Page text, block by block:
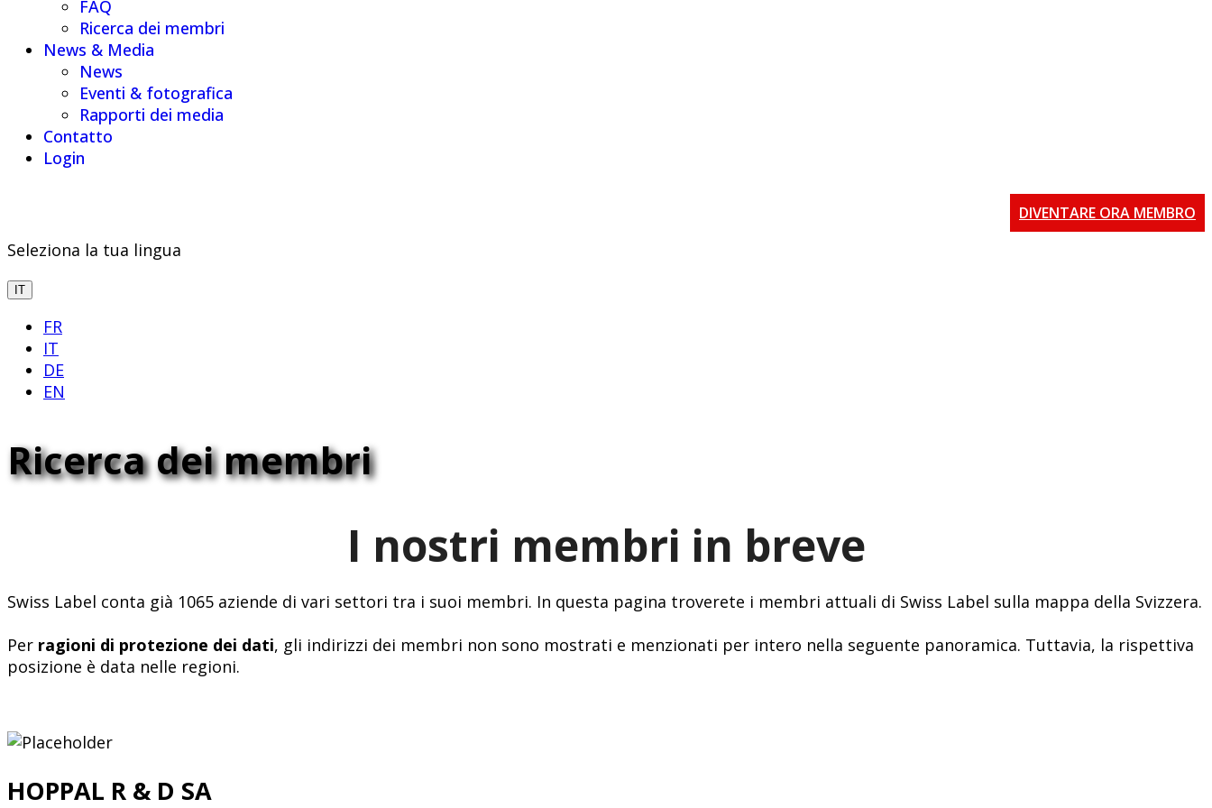
FAQ
Ricerca dei membri
News & Media
News
Eventi & fotografica
Rapporti dei media
Contatto
Login
DIVENTARE ORA MEMBRO
Seleziona la tua lingua
IT
FR
IT
DE
EN
Ricerca dei membri
I nostri membri in breve
Swiss Label conta già 1065 aziende di vari settori tra i suoi membri. In questa pagina troverete i membri attuali di Swiss Label sulla mappa della Svizzera.
Per ragioni di protezione dei dati, gli indirizzi dei membri non sono mostrati e menzionati per intero nella seguente panoramica. Tuttavia, la rispettiva
posizione è data nelle regioni.
HOPPAL R & D SA